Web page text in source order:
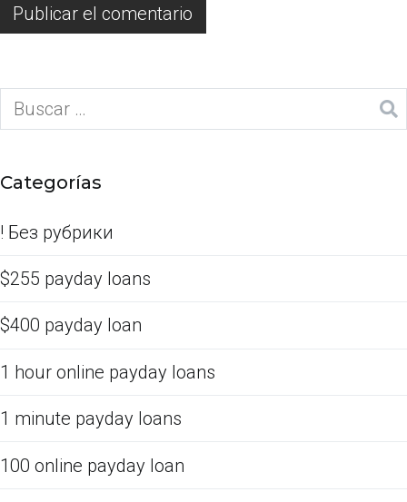
Categorías
! Без рубрики
$255 payday loans
$400 payday loan
1 hour online payday loans
1 minute payday loans
100 online payday loan